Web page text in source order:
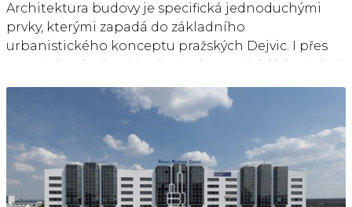
Architektura budovy je specifická jednoduchými
prvky, kterými zapadá do základního
urbanistického konceptu pražských Dejvic. I přes
svou jednoduchost je ale stavba nepřehlédnutelná
a výrazně na sebe upozorňuje svým jedinečným
moderním vzezřením připomínajícím čárový kód.
Objekt je rozdělen do dvou křídel a má 8
nadzemních podlaží, které dohromady tvoří
pronajímatelnou plochu o velikosti 21 000 m2.
Veškerá občanská vybavenost se nachází v blízkém
okolí budovy. Projekt se nachází blízko centra Prahy